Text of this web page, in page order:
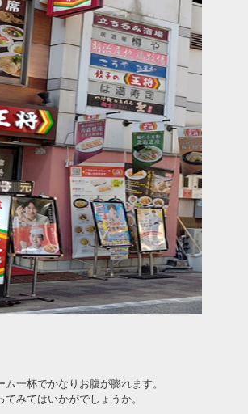
一杯でかなりお腹が膨れます。
みてはいかがでしょうか。